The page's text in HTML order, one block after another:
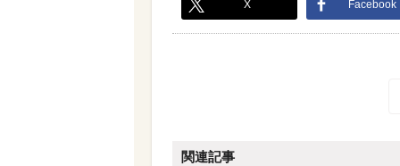
X Facebook
関連記事